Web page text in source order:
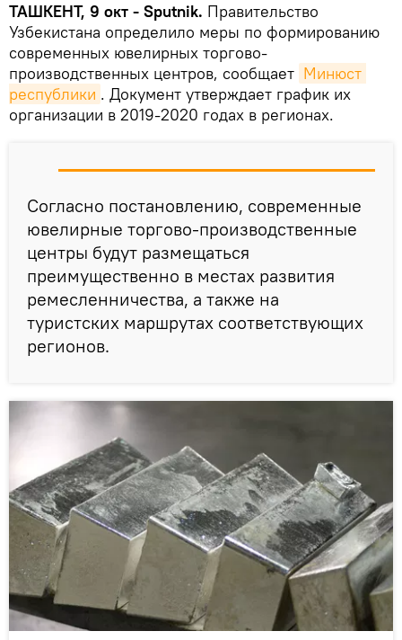
ТАШКЕНТ, 9 окт - Sputnik. Правительство
Узбекистана определило меры по формированию
современных ювелирных торгово-
производственных центров, сообщает Минюст
республики . Документ утверждает график их
организации в 2019-2020 годах в регионах.
Согласно постановлению, современные
ювелирные торгово-производственные
центры будут размещаться
преимущественно в местах развития
ремесленничества, а также на
туристских маршрутах соответствующих
регионов.